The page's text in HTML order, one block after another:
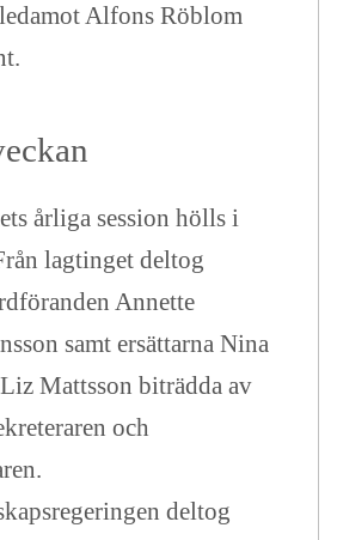
Alfons Röblom
årliga session hölls i
lagtinget deltog
Annette
samt ersättarna Nina
Mattsson biträdda av
och
deltog